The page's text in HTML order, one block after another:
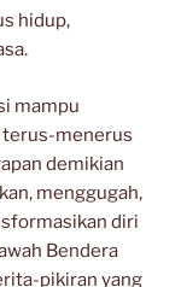
hidup,
mampu
terus-menerus
demikian
menggugah,
diri
Bendera
pikiran yang